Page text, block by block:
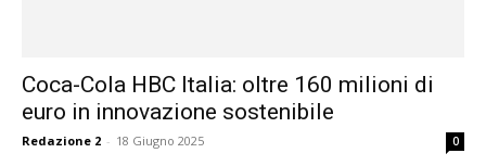
Coca-Cola HBC Italia: oltre 160 milioni di
euro in innovazione sostenibile
Redazione 2 - 18 Giugno 2025 0